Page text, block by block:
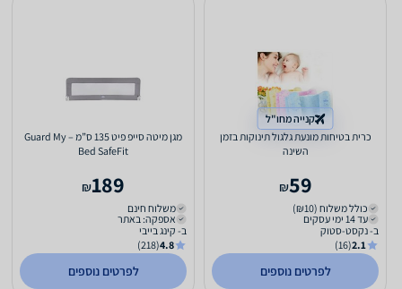
קנייה מחו"ל
כרית בטיחות מונעת גלגול תינוקות בזמן
השינה
59
₪
כולל משלוח (₪10)
עד 14 ימי עסקים
ב- נקסט-סטוק
2.1
(16)
לפרטים נוספים
מגן מיטה סייפ פיט 135 ס”מ – Guard My
Bed SafeFit
189
₪
משלוח חינם
אספקה: באתר
ב- קינג בייבי
4.8
(218)
לפרטים נוספים